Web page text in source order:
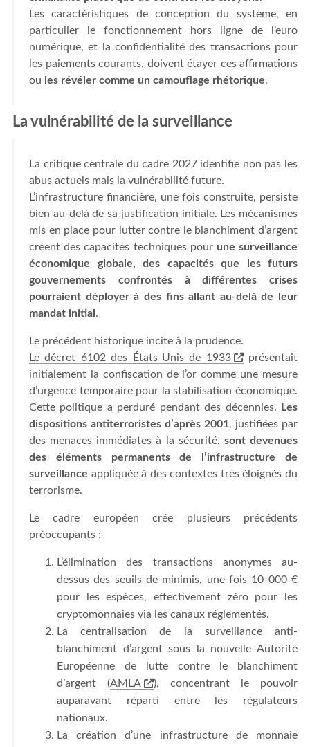
Les caractéristiques de conception du système, en
particulier le fonctionnement hors ligne de l’euro
numérique, et la confidentialité des transactions pour
les paiements courants, doivent étayer ces affirmations
ou les révéler comme un camouflage rhétorique.
La vulnérabilité de la surveillance
La critique centrale du cadre 2027 identifie non pas les
abus actuels mais la vulnérabilité future.
L’infrastructure financière, une fois construite, persiste
bien au-delà de sa justification initiale. Les mécanismes
mis en place pour lutter contre le blanchiment d’argent
créent des capacités techniques pour une surveillance
économique globale, des capacités que les futurs
gouvernements confrontés à différentes crises
pourraient déployer à des fins allant au-delà de leur
mandat initial .
Le précédent historique incite à la prudence.
Le décret 6102 des États-Unis de 1933
présentait
initialement la confiscation de l’or comme une mesure
d’urgence temporaire pour la stabilisation économique.
Cette politique a perduré pendant des décennies.
Les
dispositions antiterroristes d’après 2001, justifiées par
des menaces immédiates à la sécurité, sont devenues
des éléments permanents de l’infrastructure de
surveillance appliquée à des contextes très éloignés du
terrorisme.
Le cadre européen crée plusieurs précédents
préoccupants :
L’élimination des transactions anonymes au-
dessus des seuils de minimis, une fois 10 000 €
pour les espèces, effectivement zéro pour les
cryptomonnaies via les canaux réglementés.
La centralisation de la surveillance anti-
blanchiment d’argent sous la nouvelle Autorité
Européenne de lutte contre le blanchiment
d’argent (AMLA
), concentrant le pouvoir
auparavant réparti entre les régulateurs
nationaux.
La création d’une infrastructure de monnaie